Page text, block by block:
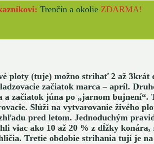
Trenčín a okolie ZDARMA!
ploty (tuje) možno strihať 2 až 3krát
začiatok marca – apríl.
a začiatok júna po „jarnom bujnení“.
Slúži na vytvarovanie živého
pred letom. Jednoduchým
viac ako 10 až 20 % z dĺžky konára,
Tretie obdobie strihania tují je